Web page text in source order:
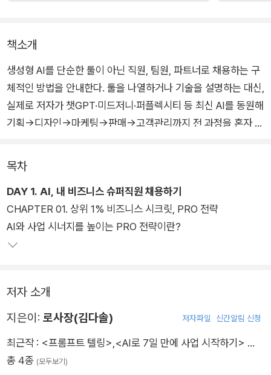
책소개
생성형 AI를 단순한 툴이 아닌 직원, 팀원, 파트너로 채용하는 구
체적인 방법을 안내한다. 툴을 나열하거나 기술을 설명하는 대신,
실제로 저자가 챗GPT·미드저니·퍼플렉시티 등 최신 AI를 동원해
기획→디자인→마케팅→판매→고객관리까지 전 과정을 혼자 해
객 퍼널을 구축하고 싶은 1인 사업가, 반복 업무를 줄이고 본업에
집중할 수 있는 시스템을 만들고 싶은 창업자, SNS·랜딩페이지·
브랜드 정체성까지 전방위적으로 AI를 도입하고 싶은 실무자에
게 현실적인 방법을 제시해줄 것이다.
목차
DAY 1. AI, 내 비즈니스 슈퍼직원 채용하기
CHAPTER 01. 상위 1% 비즈니스 시크릿, PRO 전략
AI와 사업 시너지를 높이는 PRO 전략이란?
저자 소개
지은이: 로사장(김다솔) 저자파일 신간알림 신청
최근작 : <프롬프트 텔링>,<AI로 7일 만에 사업 시작하기> …
총 4종 (모두보기)